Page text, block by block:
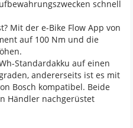
schnell
Mit der e-Bike Flow App von
auf 100 Nm und die
Standardakku auf einen
andererseits ist es mit
Bosch kompatibel. Beide
Händler nachgerüstet